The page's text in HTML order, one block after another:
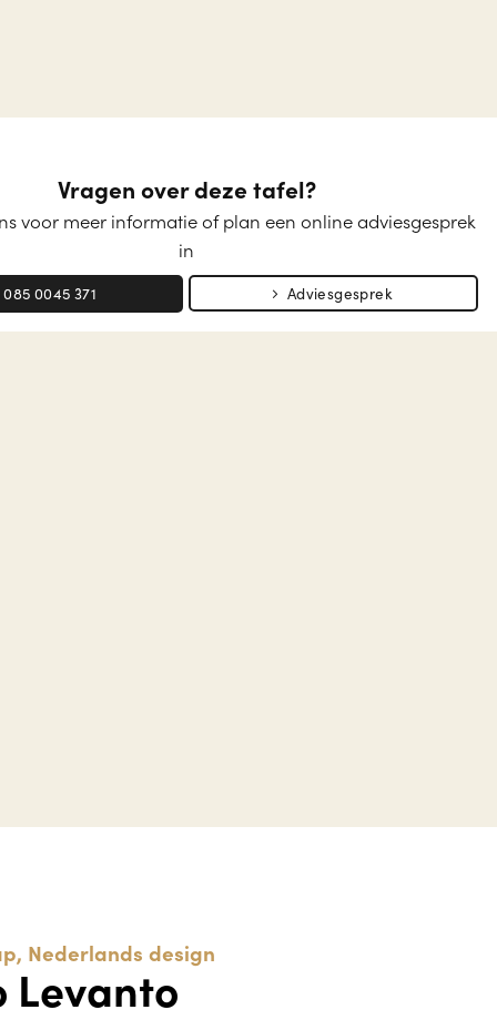
Vragen over deze tafel?
voor meer informatie of plan een online adviesgesprek
in
085 0045 371 Adviesgesprek
Nederlands design
Levanto